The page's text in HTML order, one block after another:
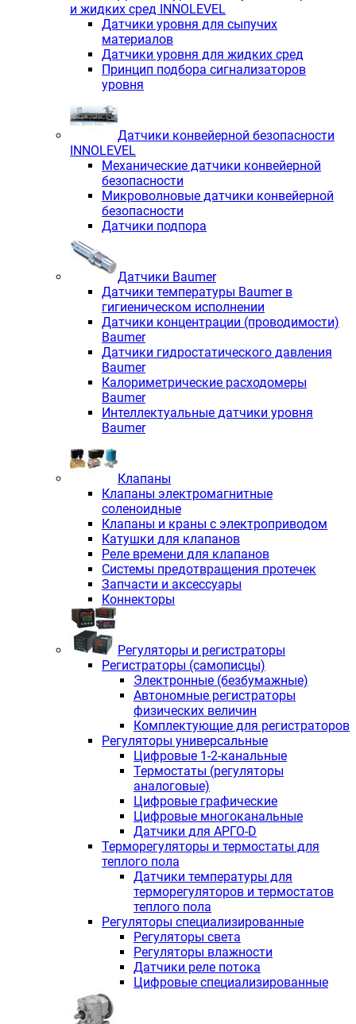
и жидких сред INNOLEVEL
Датчики уровня для сыпучих
материалов
Датчики уровня для жидких сред
Принцип подбора сигнализаторов
уровня
Датчики конвейерной безопасности
INNOLEVEL
Механические датчики конвейерной
безопасности
Микроволновые датчики конвейерной
безопасности
Датчики подпора
Датчики Baumer
Датчики температуры Baumer в
гигиеническом исполнении
Датчики концентрации (проводимости)
Baumer
Датчики гидростатического давления
Baumer
Калориметрические расходомеры
Baumer
Интеллектуальные датчики уровня
Baumer
Клапаны
Клапаны электромагнитные
соленоидные
Клапаны и краны с электроприводом
Катушки для клапанов
Реле времени для клапанов
Системы предотвращения протечек
Запчасти и аксессуары
Коннекторы
Регуляторы и регистраторы
Регистраторы (самописцы)
Электронные (безбумажные)
Автономные регистраторы
физических величин
Комплектующие для регистраторов
Регуляторы универсальные
Цифровые 1-2-канальные
Термостаты (регуляторы
аналоговые)
Цифровые графические
Цифровые многоканальные
Датчики для АРГО-D
Терморегуляторы и термостаты для
теплого пола
Датчики температуры для
терморегуляторов и термостатов
теплого пола
Регуляторы специализированные
Регуляторы света
Регуляторы влажности
Датчики реле потока
Цифровые специализированные